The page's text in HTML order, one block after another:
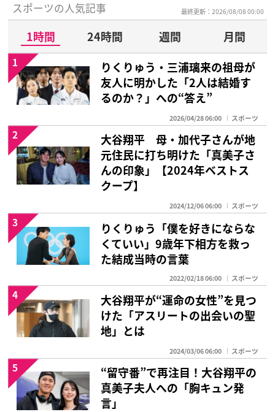
スポーツの人気記事 最終更新：2026/08/08 00:00
1時間 24時間 週間
月間
りくりゅう・三浦璃来の祖母が
友人に明かした「2人は結婚す
るのか？」への“答え”
2026/04/28 06:00 スポーツ
1
大谷翔平 母・加代子さんが地
元住民に打ち明けた「真美子さ
んの印象」【2024年ベストス
クープ】
2024/12/06 06:00 スポーツ
2
りくりゅう「僕を好きにならな
くていい」9歳年下相方を救っ
た結成当時の言葉
2022/02/18 06:00 スポーツ
3
大谷翔平が“運命の女性”を見つ
けた「アスリートの出会いの聖
地」とは
2024/03/06 06:00 スポーツ
4
“留守番”で再注目！大谷翔平の
真美子夫人への「胸キュン発
言」
5